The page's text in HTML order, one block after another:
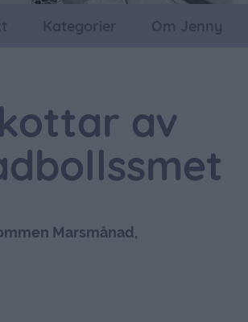
Kategorier Om Jenny
av
Marsmånad,